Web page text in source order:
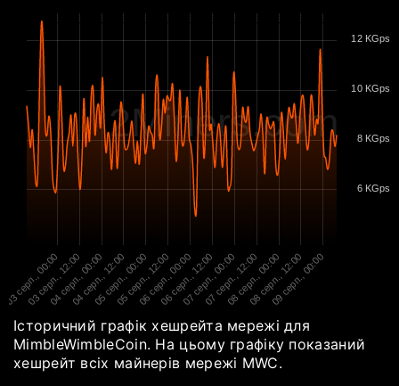
2Miners.com
03 серп., 00:00
03 серп., 12:00
04 серп., 00:00
04 серп., 12:00
05 серп., 00:00
05 серп., 12:00
06 серп., 00:00
06 серп., 12:00
07 серп., 00:00
07 серп., 12:00
08 серп., 00:00
08 серп., 12:00
09 серп., 00:00
6 KGps
8 KGps
10 KGps
12 KGps
Історичний графік хешрейта мережі для
MimbleWimbleCoin. На цьому графіку показаний
хешрейт всіх майнерів мережі MWC.